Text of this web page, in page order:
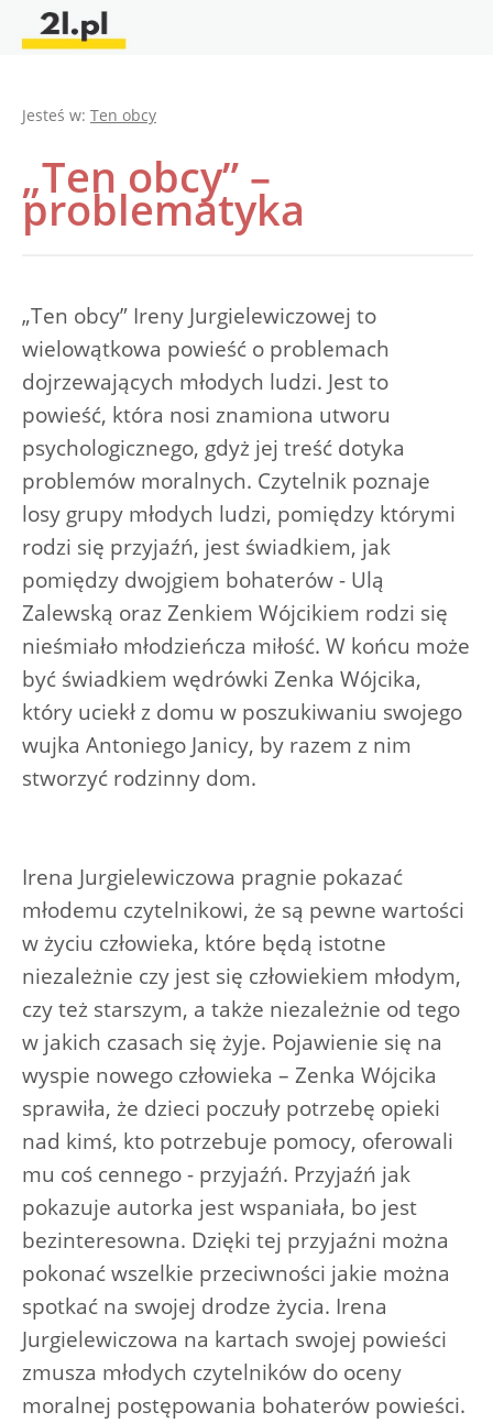
Jesteś w: Ten obcy
„Ten obcy” –
problematyka
„Ten obcy” Ireny Jurgielewiczowej to
wielowątkowa powieść o problemach
dojrzewających młodych ludzi. Jest to
powieść, która nosi znamiona utworu
psychologicznego, gdyż jej treść dotyka
problemów moralnych. Czytelnik poznaje
losy grupy młodych ludzi, pomiędzy którymi
rodzi się przyjaźń, jest świadkiem, jak
pomiędzy dwojgiem bohaterów - Ulą
Zalewską oraz Zenkiem Wójcikiem rodzi się
nieśmiało młodzieńcza miłość. W końcu może
być świadkiem wędrówki Zenka Wójcika,
który uciekł z domu w poszukiwaniu swojego
wujka Antoniego Janicy, by razem z nim
stworzyć rodzinny dom.
Irena Jurgielewiczowa pragnie pokazać
młodemu czytelnikowi, że są pewne wartości
w życiu człowieka, które będą istotne
niezależnie czy jest się człowiekiem młodym,
czy też starszym, a także niezależnie od tego
w jakich czasach się żyje. Pojawienie się na
wyspie nowego człowieka – Zenka Wójcika
sprawiła, że dzieci poczuły potrzebę opieki
nad kimś, kto potrzebuje pomocy, oferowali
mu coś cennego - przyjaźń. Przyjaźń jak
pokazuje autorka jest wspaniała, bo jest
bezinteresowna. Dzięki tej przyjaźni można
pokonać wszelkie przeciwności jakie można
spotkać na swojej drodze życia. Irena
Jurgielewiczowa na kartach swojej powieści
zmusza młodych czytelników do oceny
moralnej postępowania bohaterów powieści.